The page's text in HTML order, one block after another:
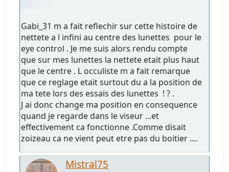
Gabi_31 m a fait reflechir sur cette histoire de
nettete a l infini au centre des lunettes pour le
eye control . Je me suis alors rendu compte
que sur mes lunettes la nettete etait plus haut
que le centre . L occuliste m a fait remarque
que ce reglage etait surtout du a la position de
ma tete lors des essais des lunettes ! ? .
J ai donc change ma position en consequence
quand je regarde dans le viseur ...et
effectivement ca fonctionne .Comme disait
zoizeau ca ne vient peut etre pas du boitier ....
Mistral75